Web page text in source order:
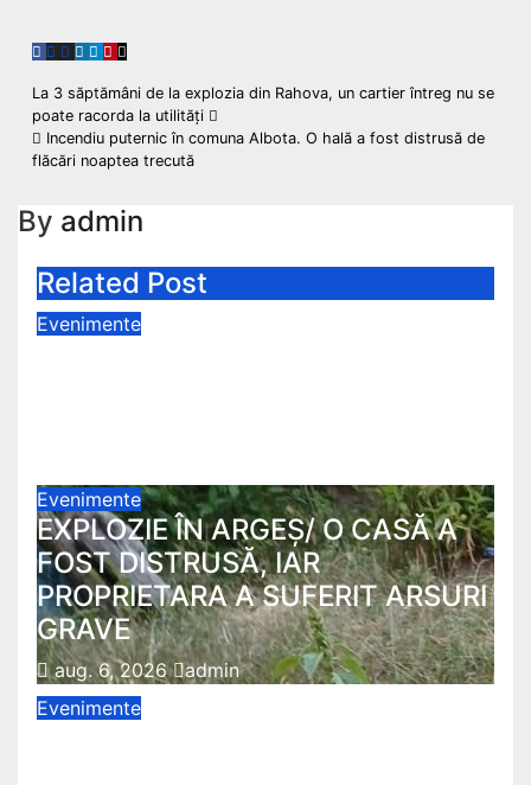
Navigare
în
La 3 săptămâni de la explozia din Rahova, un cartier întreg nu se
poate racorda la utilităţi
Incendiu puternic în comuna Albota. O hală a fost distrusă de
flăcări noaptea trecută
By admin
Related Post
Evenimente
Evenimente
EXPLOZIE ÎN ARGEȘ/ O CASĂ A
FOST DISTRUSĂ, IAR
PROPRIETARA A SUFERIT ARSURI
GRAVE
aug. 6, 2026 admin
Evenimente